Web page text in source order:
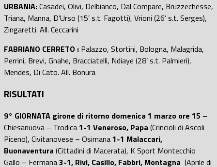
URBANIA:Casadei, Olivi, Delbianco, Dal Compare, Bruzzechesse,
Triana, Manna, D’Urso (15’ s.t. Fagotti), Vrioni (26’ s.t. Serges),
Zingaretti. All. Ceccarini
FABRIANO CERRETO : Palazzo, Stortini, Bologna, Malagrida,
Perrini, Brevi, Gnahe, Bracciatelli, Ndiaye (28’ s.t. Palmieri),
Mendes, Di Cato. All. Bonura
RISULTATI
9° GIORNATA girone di ritorno domenica 1 marzo ore 15 –
Chiesanuova – Trodica1-1 Veneroso, Papa (Crincioli di Ascoli
Piceno), Civitanovese – Osimana1-1 Malaccari,
Buonaventura (Cittadini di Macerata), K Sport Montecchio
Gallo – Fermana3-1, Rivi, Casillo, Fabbri, Montagna (Aprile di